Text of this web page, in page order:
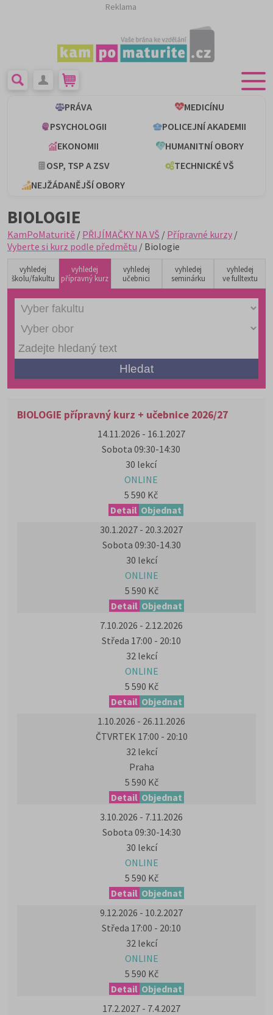
Reklama
PRÁVA
MEDICÍNU
PSYCHOLOGII
POLICEJNÍ AKADEMII
EKONOMII
HUMANITNÍ OBORY
OSP, TSP A ZSV
TECHNICKÉ VŠ
NEJŽÁDANĚJŠÍ OBORY
BIOLOGIE
KamPoMaturitě / PŘIJÍMAČKY NA VŠ / Přípravné kurzy /
Vyberte si kurz podle předmětu / Biologie
vyhledej
školu/fakultu
vyhledej
přípravný kurz
vyhledej
učebnici
vyhledej
seminárku
vyhledej
ve fulltextu
BIOLOGIE přípravný kurz + učebnice 2026/27
14.11.2026 - 16.1.2027
Sobota 09:30-14:30
30 lekcí
ONLINE
5 590 Kč
Detail Objednat
30.1.2027 - 20.3.2027
Sobota 09:30-14.30
30 lekcí
ONLINE
5 590 Kč
Detail Objednat
7.10.2026 - 2.12.2026
Středa 17:00 - 20:10
32 lekcí
ONLINE
5 590 Kč
Detail Objednat
1.10.2026 - 26.11.2026
ČTVRTEK 17:00 - 20:10
32 lekcí
Praha
5 590 Kč
Detail Objednat
3.10.2026 - 7.11.2026
Sobota 09:30-14:30
30 lekcí
ONLINE
5 590 Kč
Detail Objednat
9.12.2026 - 10.2.2027
Středa 17:00 - 20:10
32 lekcí
ONLINE
5 590 Kč
Detail Objednat
17.2.2027 - 7.4.2027